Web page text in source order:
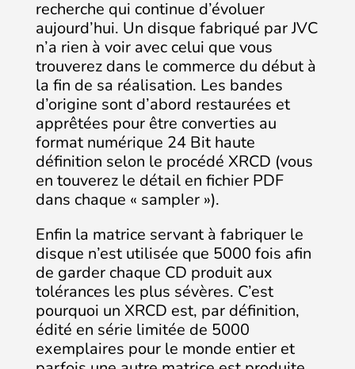
recherche qui continue d’évoluer
aujourd’hui. Un disque fabriqué par JVC
n’a rien à voir avec celui que vous
trouverez dans le commerce du début à
la fin de sa réalisation. Les bandes
d’origine sont d’abord restaurées et
apprêtées pour être converties au
format numérique 24 Bit haute
définition selon le procédé XRCD (vous
en touverez le détail en fichier PDF
dans chaque « sampler »).
Enfin la matrice servant à fabriquer le
disque n’est utilisée que 5000 fois afin
de garder chaque CD produit aux
tolérances les plus sévères. C’est
pourquoi un XRCD est, par définition,
édité en série limitée de 5000
exemplaires pour le monde entier et